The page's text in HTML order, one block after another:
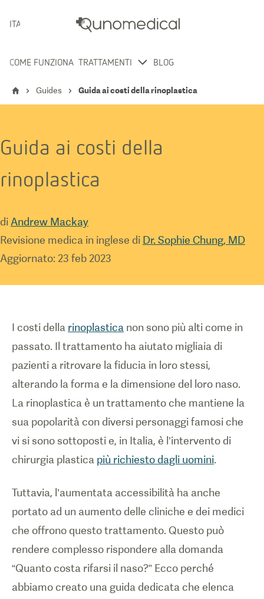
ITALIANO
COME FUNZIONA TRATTAMENTI BLOG
Guides Guida ai costi della rinoplastica
Guida ai costi della
rinoplastica
di Andrew Mackay
Revisione medica in inglese di Dr. Sophie Chung, MD
Aggiornato: 23 feb 2023
I costi della rinoplastica non sono più alti come in
passato. Il trattamento ha aiutato migliaia di
pazienti a ritrovare la fiducia in loro stessi,
alterando la forma e la dimensione del loro naso.
La rinoplastica è un trattamento che mantiene la
sua popolarità con diversi personaggi famosi che
vi si sono sottoposti e, in Italia, è l’intervento di
chirurgia plastica più richiesto dagli uomini.
Tuttavia, l’aumentata accessibilità ha anche
portato ad un aumento delle cliniche e dei medici
che offrono questo trattamento. Questo può
rendere complesso rispondere alla domanda
“Quanto costa rifarsi il naso?” Ecco perché
abbiamo creato una guida dedicata che elenca